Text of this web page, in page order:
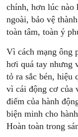
chính, hơn lúc nào
ngoài, bảo vệ
toàn tâm, toàn ý
Vì cách mạng ông
hơi quá tay nhưng
tỏ ra sắc bén, hiệu
vì cái động cơ của
điểm của hành
biện minh cho
Hoàn toàn trong